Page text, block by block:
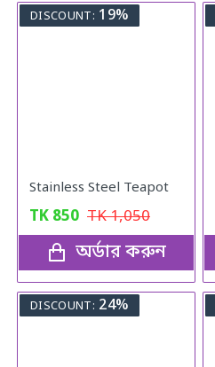
DISCOUNT: 19%
Stainless Steel Teapot
TK 850 TK1,050
অর্ডার করুন
DISCOUNT: 24%